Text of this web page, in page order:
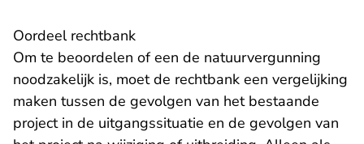
Oordeel rechtbank
Om te beoordelen of een de natuurvergunning
noodzakelijk is, moet de rechtbank een vergelijking
maken tussen de gevolgen van het bestaande
project in de uitgangssituatie en de gevolgen van